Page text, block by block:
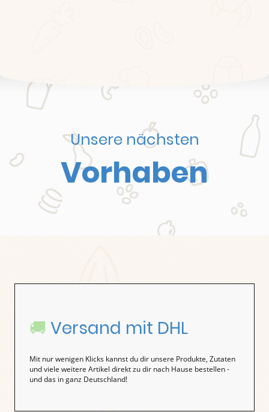
Unsere nächsten
Vorhaben
🚚 Versand mit DHL
Mit nur wenigen Klicks kannst du dir unsere Produkte, Zutaten
und viele weitere Artikel direkt zu dir nach Hause bestellen -
und das in ganz Deutschland!